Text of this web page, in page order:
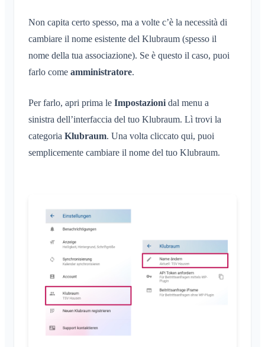
Calendario personale
Sincronizzazione
Calendario
Conversazioni
Crea un'Area
Unisciti a un'Area
Lascia un'Area
Più Klubraum
Cambia nome
Cambia e-mail
Cambia immagine del profilo
Personalizza lo sfondo
Avvio rapido per gli amministratori
Autorizzazioni
Reinvia inviti
Elenco dei membri
Gestione delle Area
Richiesta di adesione sul sito dell'associazione
Cambia il nome del Klubraum
Chiudi il Klubraum
Varie
Browser supportati
Feedback
Non capita certo spesso, ma a volte c’è la necessità di
cambiare il nome esistente del Klubraum (spesso il
nome della tua associazione). Se è questo il caso, puoi
farlo come amministratore.
Per farlo, apri prima le Impostazionidal menu a
sinistra dell’interfaccia del tuo Klubraum. Lì trovi la
categoria Klubraum. Una volta cliccato qui, puoi
semplicemente cambiare il nome del tuo Klubraum.